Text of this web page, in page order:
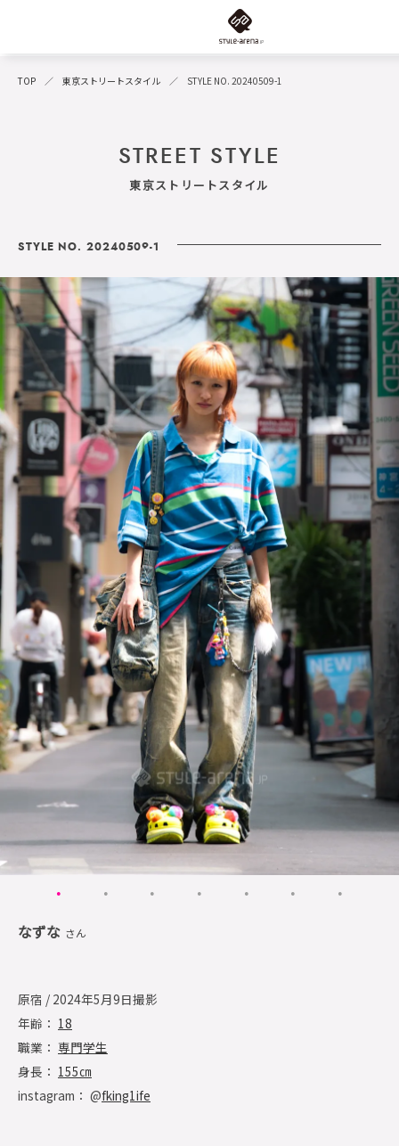
TOP 東京ストリートスタイル STYLE NO. 20240509-1
STREET STYLE
東京ストリートスタイル
STYLE NO. 20240509-1
なずな さん
原宿 / 2024年5月9日撮影
年齢： 18
職業： 専門学生
身長： 155㎝
instagram： @fking1ife